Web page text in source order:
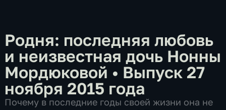
Родня: последняя любовь
и неизвестная дочь Нонны
Мордюковой • Выпуск 27
ноября 2015 года
Почему в последние годы своей жизни она не